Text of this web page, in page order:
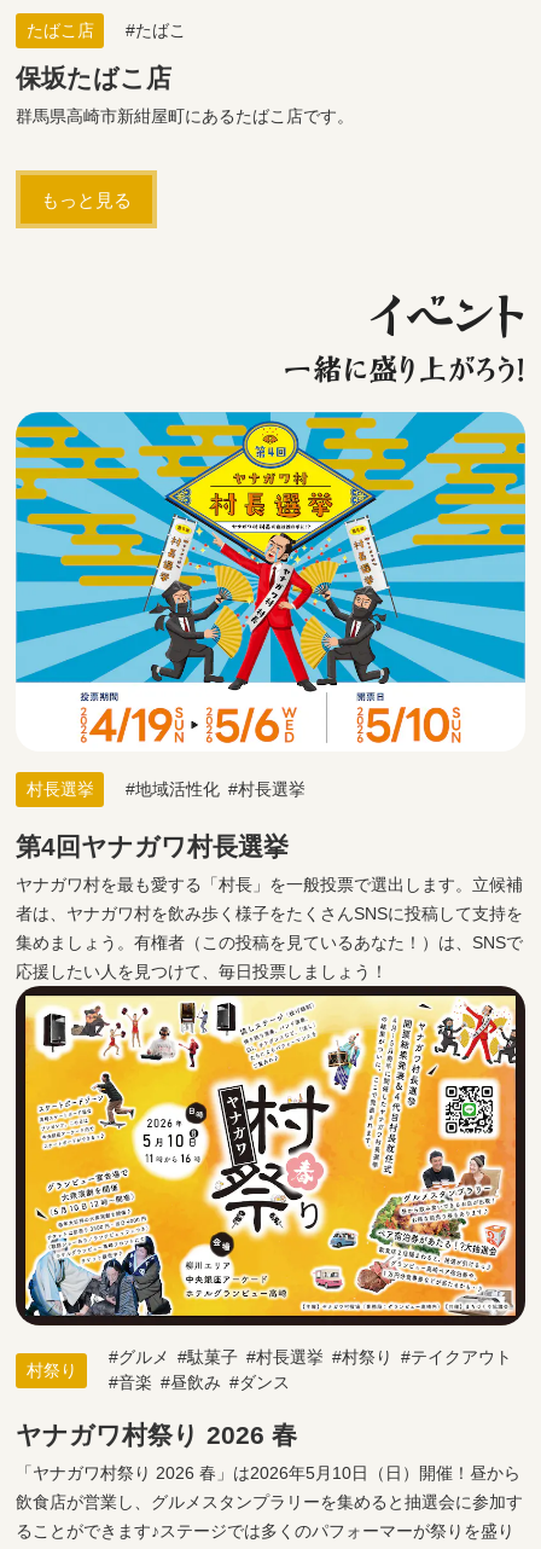
たばこ店 たばこ
保坂たばこ店
群馬県高崎市新紺屋町にあるたばこ店です。
もっと見る
イベント
一緒に盛り上がろう！
村長選挙 地域活性化 村長選挙
第4回ヤナガワ村長選挙
ヤナガワ村を最も愛する「村長」を一般投票で選出します。立候補
者は、ヤナガワ村を飲み歩く様子をたくさんSNSに投稿して支持を
集めましょう。有権者（この投稿を見ているあなた！）は、SNSで
応援したい人を見つけて、毎日投票しましょう！
村祭り
グルメ 駄菓子 村長選挙 村祭り
テイクアウト
音楽
昼飲み ダンス
ヤナガワ村祭り 2026 春
「ヤナガワ村祭り 2026 春」は2026年5月10日（日）開催！昼から
飲食店が営業し、グルメスタンプラリーを集めると抽選会に参加す
ることができます♪ステージでは多くのパフォーマーが祭りを盛り